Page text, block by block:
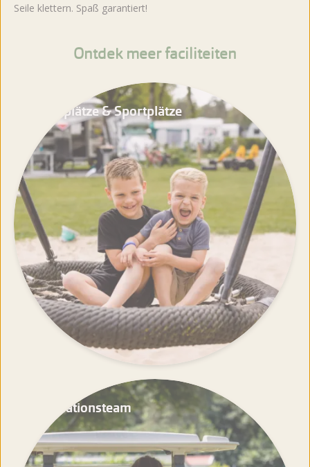
Seile klettern. Spaß garantiert!
Ontdek meer faciliteiten
Spielplätze & Sportplätze
Animationsteam